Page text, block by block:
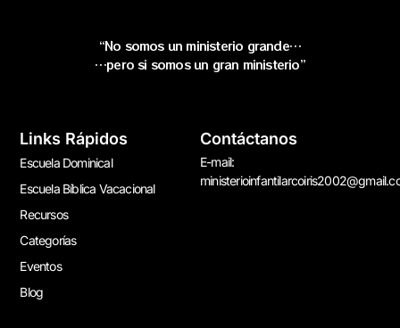
“No somos un ministerio grande…
…pero si somos un gran ministerio”
Links Rápidos
Escuela Dominical
Escuela Bíblica Vacacional
Recursos
Categorías
Eventos
Blog
Contáctanos
E-mail: